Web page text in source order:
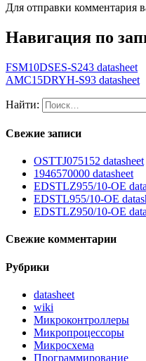
Для отправки комментария
Навигация по
FSM10DSES-S243 datasheet
AMC15DRYH-S93 datasheet
Найти:
Свежие записи
OSTTJ075152 datasheet
1946570000 datasheet
EDSTLZ955/10-OE
EDSTL955/10-OE
EDSTLZ950/10-OE
Свежие комментарии
Рубрики
datasheet
wiki
Микроконтроллеры
Микропроцессоры
Микросхема
Программирование